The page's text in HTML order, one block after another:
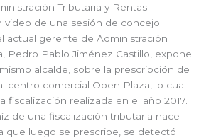
Tributaria y Rentas.
video de una sesión de concejo
actual gerente de Administración
Pedro Pablo Jiménez Castillo, expone
alcalde, sobre la prescripción de
centro comercial Open Plaza, lo cual
fiscalización realizada en el año 2017.
de una fiscalización tributaria nace
que luego se prescribe, se detectó